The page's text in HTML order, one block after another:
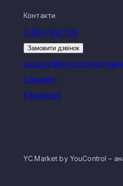
Контакти
0 800 302 120
Замовити дзвінок
LinkedIn
Facebook
YC.Market by YouControl –